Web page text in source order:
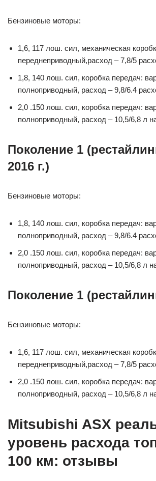
Бензиновые моторы:
1,6, 117 лош. сил, механическая
переднеприводный,расход – 7,8/5
1,8, 140 лош. сил, коробка передач:
полноприводный, расход – 9,8/6.4
2,0 .150 лош. сил, коробка передач:
полноприводный, расход – 10,5/6,8 л
Поколение 1
2016 г.)
Бензиновые моторы:
1,8, 140 лош. сил, коробка передач:
полноприводный, расход – 9,8/6.4
2,0 .150 лош. сил, коробка передач:
полноприводный, расход – 10,5/6,8 л
Поколение 1
Бензиновые моторы:
1,6, 117 лош. сил, механическая
переднеприводный,расход – 7,8/5
2,0 .150 лош. сил, коробка передач:
полноприводный, расход – 10,5/6,8 л
Mitsubishi ASX
уровень расхода
100 км: отзывы